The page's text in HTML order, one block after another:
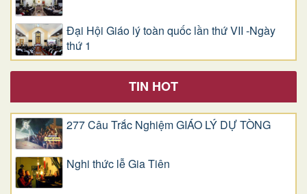
Đại Hội Giáo lý toàn quốc lần thứ VII -Ngày
thứ 1
TIN HOT
277 Câu Trắc Nghiệm GIÁO LÝ DỰ TÒNG
Nghi thức lễ Gia Tiên